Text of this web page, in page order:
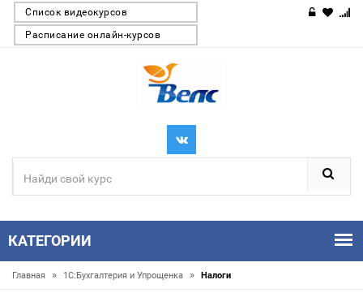
Список видеокурсов
Расписание онлайн-курсов
КАТЕГОРИИ
Главная » 1С:Бухгалтерия и Упрощенка » Налоги